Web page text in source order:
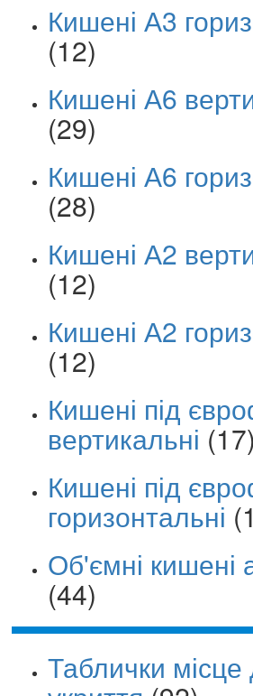
Кишені А3
(12)
Кишені А6
(29)
Кишені А6
(28)
Кишені А2
(12)
Кишені А2
(12)
Кишені під
вертикальні (17)
Кишені під
горизонтальні
Об'ємні кишені
(44)
Таблички місце